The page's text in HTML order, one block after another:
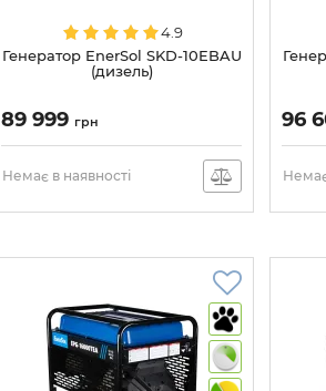
4.9
Генератор EnerSol SKD-10EBAU
(дизель)
89 999 грн
Немає в наявності
96